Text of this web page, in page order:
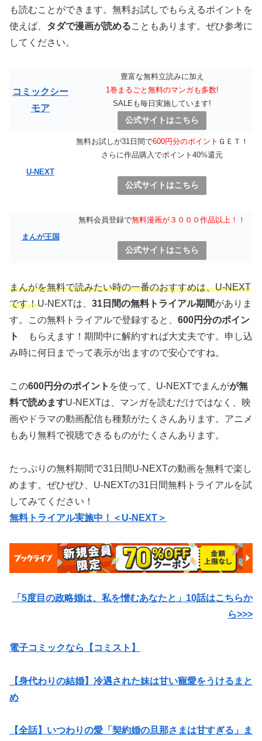
も読むことができます。無料お試しでもらえるポイントを
使えば、 タダで漫画が読めることもあります。ぜひ参考に
してください。
コミックシー
モア
豊富な無料立読みに加え
1巻まるごと無料のマンガも多数!
SALEも毎日実施しています!
公式サイトはこちら
U-NEXT
無料お試しが31日間で600円分のポイント ＧＥＴ！
さらに作品購入でポイント40%還元
公式サイトはこちら
まんが王国
無料会員登録で無料漫画が３０００作品以上！！
公式サイトはこちら
まんがを無料で読みたい時の一番のおすすめは、U-NEXT
です！U-NEXTは、 31日間の無料トライアル期間がありま
す。この無料トライアルで登録すると、 600円分のポイン
ト
もらえます！期間中に解約すれば大丈夫です。申し込
み時に何日までって表示が出ますので安心ですね。
この600円分のポイント を使って、U-NEXTでまんがが無
料で読めますU-NEXTは、マンガを読むだけではなく、映
画やドラマの動画配信も種類がたくさんあります。アニメ
もあり無料で視聴できるものがたくさんあります。
たっぷりの無料期間で31日間U-NEXTの動画を無料で楽し
めます。ぜひぜひ、U-NEXTの31日間無料トライアルを試
してみてください！
無料トライアル実施中！＜U-NEXT＞
「5度目の政略婚は、私を憎むあなたと」10話はこちらか
ら>>>
電子コミックなら【コミスト】
【身代わりの結婚】冷遇された妹は甘い寵愛をうけるまと
め
【全話】いつわりの愛「契約婚の旦那さまは甘すぎる」ま